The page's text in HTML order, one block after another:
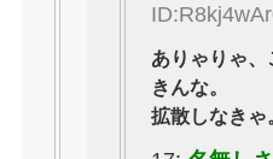
ありゃりゃ
きんな。
拡散しなきゃ